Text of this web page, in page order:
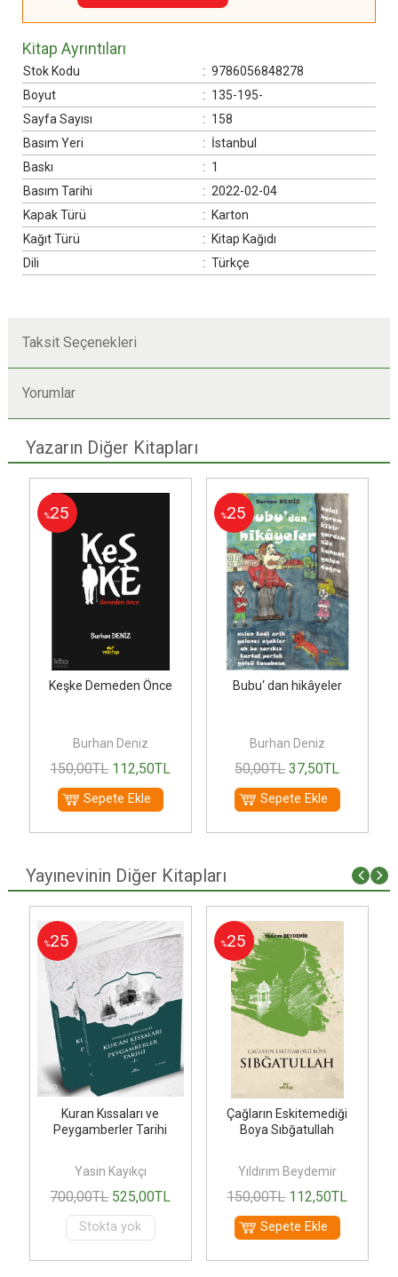
Kitap Ayrıntıları
Stok Kodu : 9786056848278
Boyut
: 135-195-
Sayfa Sayısı
: 158
Basım Yeri
: İstanbul
Baskı
: 1
Basım Tarihi
: 2022-02-04
Kapak Türü
:
Karton
Kağıt Türü
:
Kitap Kağıdı
Dili
: Türkçe
Taksit Seçenekleri
Yorumlar
Yazarın Diğer Kitapları
%25
Keşke Demeden Önce
Burhan Deniz
150,00TL 112,50TL
Sepete Ekle
%25
Bubu‘ dan hikâyeler
Burhan Deniz
50,00TL 37,50TL
Sepete Ekle
Yayınevinin Diğer Kitapları
%25
Kuran Kıssaları ve
Peygamberler Tarihi
Yasin Kayıkçı
700,00TL 525,00TL
Stokta yok
%25
Çağların Eskitemediği
Boya Sıbğatullah
Yıldırım Beydemir
150,00TL 112,50TL
Sepete Ekle